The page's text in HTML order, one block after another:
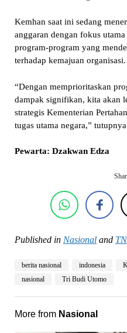
Kemhan saat ini sedang
anggaran dengan fokus
program-program yang
terhadap kemajuan organisasi.
“Dengan memprioritaskan
dampak signifikan, kita akan
strategis Kementerian
tugas utama negara,”
Pewarta: Dzakwan Edza
Published in Nasionaland
berita nasional indonesia
nasional
Tri Budi Utomo
More from Nasional